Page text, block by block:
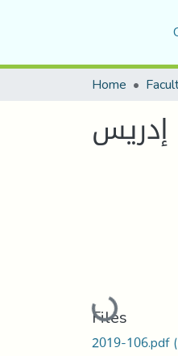
Home
إدريس
Loading...
Files
2019-106.pdf